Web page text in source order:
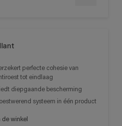
perfecte cohesie van
tot eindlaag
diepgaande bescherming
systeem in één product
de winkel